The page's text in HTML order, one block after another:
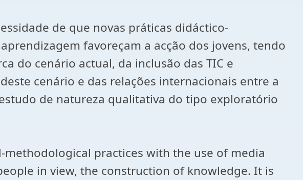
de que novas práticas didáctico-
favoreçam a acção dos jovens, tendo
do cenário actual, da inclusão das TIC e
cenário e das relações internacionais entre a
de natureza qualitativa do tipo exploratório
practices with the use of media
in view, the construction of knowledge. It is